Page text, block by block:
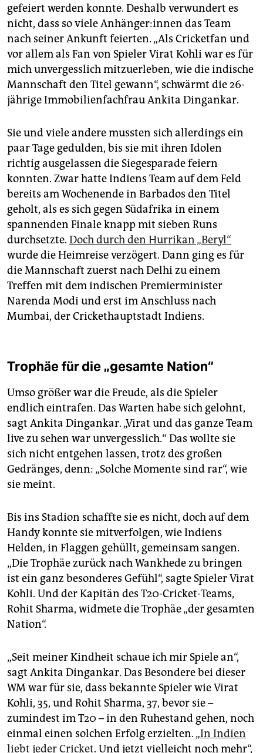
gefeiert werden konnte. Deshalb verwundert es
nicht, dass so viele An­hän­ge­r:in­nen das Team
nach seiner Ankunft feierten. „Als Cricketfan und
vor allem als Fan von Spieler Virat Kohli war es für
mich unvergesslich mitzuerleben, wie die indische
Mannschaft den Titel gewann“, schwärmt die 26-
jährige Immobilienfachfrau ­Ankita Dingankar.
Sie und viele andere mussten sich allerdings ein
paar Tage gedulden, bis sie mit ihren Idolen
richtig ausgelassen die Siegesparade feiern
konnten. Zwar hatte Indiens Team auf dem Feld
bereits am Wochenende in Barbados den Titel
geholt, als es sich gegen Südafrika in einem
spannenden Finale knapp mit sieben Runs
durchsetzte. Doch durch den Hurrikan „Beryl“
wurde die Heimreise verzögert. Dann ging es für
die Mannschaft zuerst nach Delhi zu einem
Treffen mit dem indischen Pre­mier­minister
Narenda Modi und erst im Anschluss nach
Mumbai, der Crickethauptstadt Indiens.
Trophäe für die „gesamte Nation“
Umso größer war die Freude, als die Spieler
endlich eintrafen. Das Warten habe sich gelohnt,
sagt Ankita Dingankar. „Virat und das ganze Team
live zu sehen war unvergesslich.“ Das wollte sie
sich nicht entgehen lassen, trotz des großen
Gedränges, denn: „Solche Momente sind rar“, wie
sie meint.
Bis ins Stadion schaffte sie es nicht, doch auf dem
Handy konnte sie mitverfolgen, wie Indiens
Helden, in Flaggen gehüllt, gemeinsam sangen.
„Die Trophäe zurück nach Wankhede zu bringen
ist ein ganz besonderes Gefühl“, sagte Spieler Virat
Kohli. Und der Kapitän des T20-Cricket-Teams,
Rohit Sharma, widmete die Trophäe „der gesamten
Nation“.
„Seit meiner Kindheit schaue ich mir Spiele an“,
sagt Ankita Dingankar. Das Besondere bei dieser
WM war für sie, dass bekannte Spieler wie Virat
Kohli, 35, und Rohit Sharma, 37, bevor sie –
zumindest im T20 – in den Ruhestand gehen, noch
einmal einen solchen Erfolg erzielten. „In Indien
liebt jeder Cricket. Und jetzt vielleicht noch mehr“,